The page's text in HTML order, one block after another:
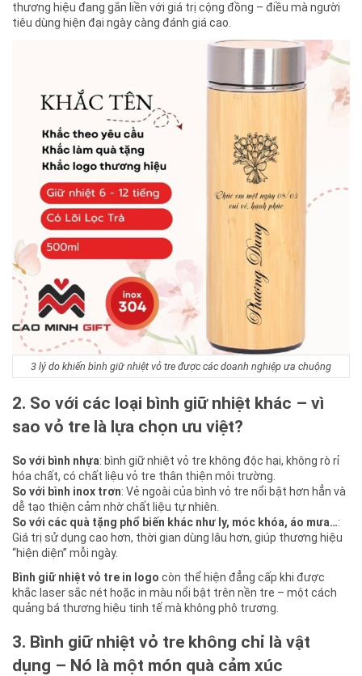
thương hiệu đang gắn liền với giá trị cộng đồng – điều mà người
tiêu dùng hiện đại ngày càng đánh giá cao.
3 lý do khiến bình giữ nhiệt vỏ tre được các doanh nghiệp ưa chuộng
2. So với các loại bình giữ nhiệt khác – vì
sao vỏ tre là lựa chọn ưu việt?
So với bình nhựa: bình giữ nhiệt vỏ tre không độc hại, không rò rỉ
hóa chất, có chất liệu vỏ tre thân thiện môi trường.
So với bình inox trơn: Vẻ ngoài của bình vỏ tre nổi bật hơn hẳn và
dễ tạo thiện cảm nhờ chất liệu tự nhiên.
So với các quà tặng phổ biến khác như ly, móc khóa, áo mưa…:
Giá trị sử dụng cao hơn, thời gian dùng lâu hơn, giúp thương hiệu
“hiện diện” mỗi ngày.
Bình giữ nhiệt vỏ tre in logo còn thể hiện đẳng cấp khi được
khắc laser sắc nét hoặc in màu nổi bật trên nền tre – một cách
quảng bá thương hiệu tinh tế mà không phô trương.
3. Bình giữ nhiệt vỏ tre không chỉ là vật
dụng – Nó là một món quà cảm xúc